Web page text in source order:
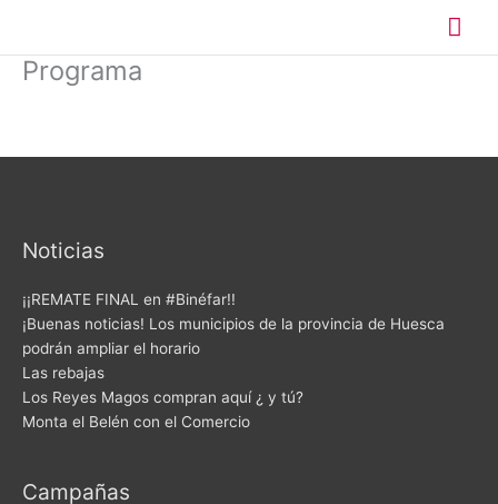
contenido
Programa
Noticias
¡¡REMATE FINAL en #Binéfar!!
¡Buenas noticias! Los municipios de la provincia de Huesca
podrán ampliar el horario
Las rebajas
Los Reyes Magos compran aquí ¿ y tú?
Monta el Belén con el Comercio
Campañas